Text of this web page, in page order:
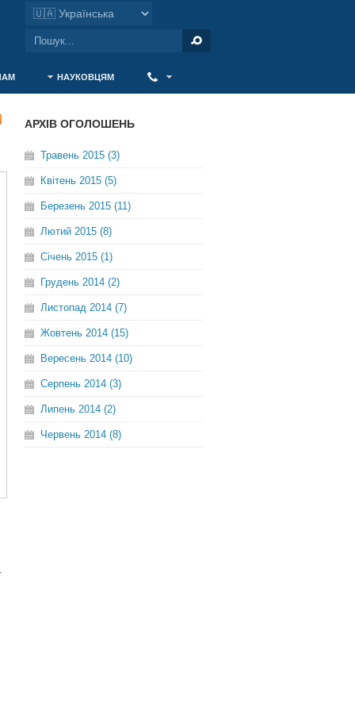
НАУКОВЦЯМ
АРХІВ ОГОЛОШЕНЬ
Травень 2015 (3)
Квітень 2015 (5)
Березень 2015 (11)
Лютий 2015 (8)
Січень 2015 (1)
Грудень 2014 (2)
Листопад 2014 (7)
Жовтень 2014 (15)
Вересень 2014 (10)
Серпень 2014 (3)
Липень 2014 (2)
Червень 2014 (8)